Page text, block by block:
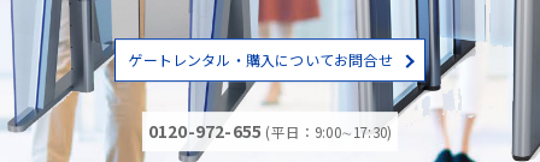
ゲートレンタル・購入についてお問合せ
0120-972-655 (平日：9:00∼17:30)